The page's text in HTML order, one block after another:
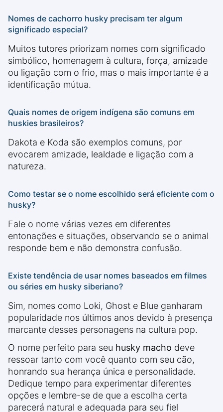
Nomes de cachorro husky precisam ter algum
significado especial?
Muitos tutores priorizam nomes com significado
simbólico, homenagem à cultura, força, amizade
ou ligação com o frio, mas o mais importante é a
identificação mútua.
Quais nomes de origem indígena são comuns em
huskies brasileiros?
Dakota e Koda são exemplos comuns, por
evocarem amizade, lealdade e ligação com a
natureza.
Como testar se o nome escolhido será eficiente com o
husky?
Fale o nome várias vezes em diferentes
entonações e situações, observando se o animal
responde bem e não demonstra confusão.
Existe tendência de usar nomes baseados em filmes
ou séries em husky siberiano?
Sim, nomes como Loki, Ghost e Blue ganharam
popularidade nos últimos anos devido à presença
marcante desses personagens na cultura pop.
O nome perfeito para seu husky macho deve
ressoar tanto com você quanto com seu cão,
honrando sua herança única e personalidade.
Dedique tempo para experimentar diferentes
opções e lembre-se de que a escolha certa
parecerá natural e adequada para seu fiel